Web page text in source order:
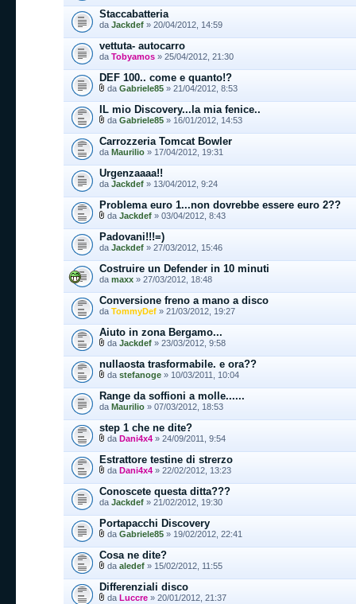
Staccabatteria
da Jackdef » 20/04/2012, 14:59
vettuta- autocarro
da Tobyamos » 25/04/2012, 21:30
DEF 100.. come e quanto!?
da Gabriele85 » 21/04/2012, 8:53
IL mio Discovery...la mia fenice..
da Gabriele85 » 16/01/2012, 14:53
Carrozzeria Tomcat Bowler
da Maurilio » 17/04/2012, 19:31
Urgenzaaaa!!
da Jackdef » 13/04/2012, 9:24
Problema euro 1...non dovrebbe essere euro 2??
da Jackdef » 03/04/2012, 8:43
Padovani!!!=)
da Jackdef » 27/03/2012, 15:46
Costruire un Defender in 10 minuti
da maxx » 27/03/2012, 18:48
Conversione freno a mano a disco
da TommyDef » 21/03/2012, 19:27
Aiuto in zona Bergamo...
da Jackdef » 23/03/2012, 9:58
nullaosta trasformabile. e ora??
da stefanoge » 10/03/2011, 10:04
Range da soffioni a molle......
da Maurilio » 07/03/2012, 18:53
step 1 che ne dite?
da Dani4x4 » 24/09/2011, 9:54
Estrattore testine di strerzo
da Dani4x4 » 22/02/2012, 13:23
Conoscete questa ditta???
da Jackdef » 21/02/2012, 19:30
Portapacchi Discovery
da Gabriele85 » 19/02/2012, 22:41
Cosa ne dite?
da aledef » 15/02/2012, 11:55
Differenziali disco
da Luccre » 20/01/2012, 21:37